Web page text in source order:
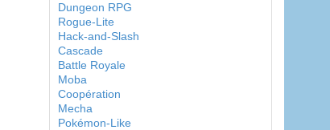
Dungeon RPG
Rogue-Lite
Hack-and-Slash
Cascade
Battle Royale
Moba
Coopération
Mecha
Pokémon-Like